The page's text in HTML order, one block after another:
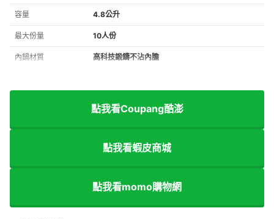
容量 4.8公升
最大份量 10人份
內鍋材質 高科技鍛鑄不沾內膽
點我看Coupang酷澎
點我看蝦皮商城
點我看momo購物網